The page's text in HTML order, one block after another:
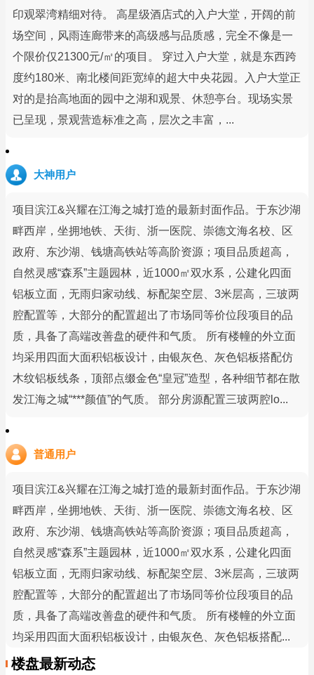
印观翠湾精细对待。 高星级酒店式的入户大堂，开阔的前
场空间，风雨连廊带来的高级感与品质感，完全不像是一
个限价仅21300元/㎡的项目。 穿过入户大堂，就是东西跨
度约180米、南北楼间距宽绰的超大中央花园。入户大堂正
对的是抬高地面的园中之湖和观景、休憩亭台。现场实景
已呈现，景观营造标准之高，层次之丰富，...
大神用户
项目滨江&兴耀在江海之城打造的最新封面作品。于东沙湖
畔西岸，坐拥地铁、天街、浙一医院、崇德文海名校、区
政府、东沙湖、钱塘高铁站等高阶资源；项目品质超高，
自然灵感“森系”主题园林，近1000㎡双水系，公建化四面
铝板立面，无雨归家动线、标配架空层、3米层高，三玻两
腔配置等，大部分的配置超出了市场同等价位段项目的品
质，具备了高端改善盘的硬件和气质。 所有楼幢的外立面
均采用四面大面积铝板设计，由银灰色、灰色铝板搭配仿
木纹铝板线条，顶部点缀金色“皇冠”造型，各种细节都在散
发江海之城“***颜值”的气质。 部分房源配置三玻两腔lo...
普通用户
项目滨江&兴耀在江海之城打造的最新封面作品。于东沙湖
畔西岸，坐拥地铁、天街、浙一医院、崇德文海名校、区
政府、东沙湖、钱塘高铁站等高阶资源；项目品质超高，
自然灵感“森系”主题园林，近1000㎡双水系，公建化四面
铝板立面，无雨归家动线、标配架空层、3米层高，三玻两
腔配置等，大部分的配置超出了市场同等价位段项目的品
质，具备了高端改善盘的硬件和气质。 所有楼幢的外立面
均采用四面大面积铝板设计，由银灰色、灰色铝板搭配...
楼盘最新动态